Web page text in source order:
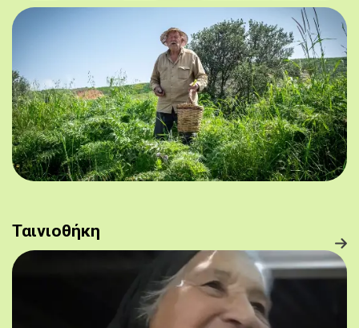
Ταινιοθήκη